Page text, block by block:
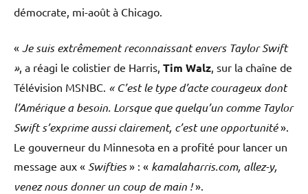
démocrate, mi-août à Chicago.
« Je suis extrêmement reconnaissant envers Taylor Swift
», a réagi le colistier de Harris, Tim Walz , sur la chaîne de
Télévision MSNBC. « C’est le type d’acte courageux dont
l’Amérique a besoin. Lorsque que quelqu’un comme Taylor
Swift s’exprime aussi clairement, c’est une opportunité».
Le gouverneur du Minnesota en a profité pour lancer un
message aux « Swifties» : « kamalaharris.com, allez-y,
venez nous donner un coup de main !».